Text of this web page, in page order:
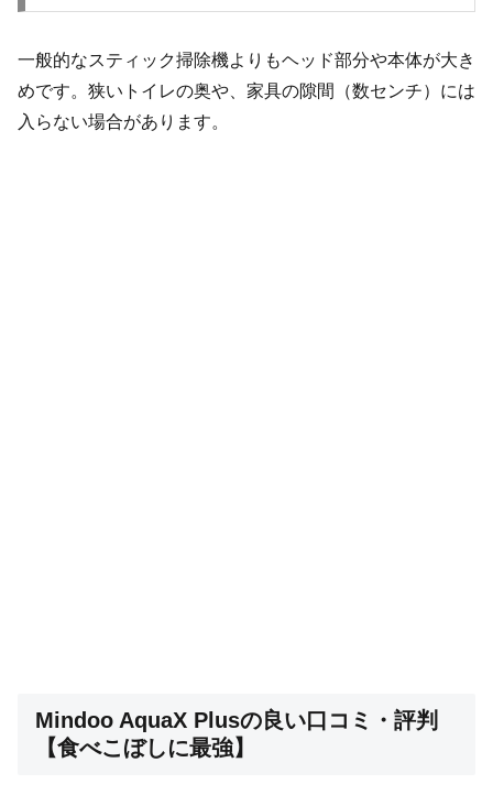
一般的なスティック掃除機よりもヘッド部分や本体が大き
めです。狭いトイレの奥や、家具の隙間（数センチ）には
入らない場合があります。
Mindoo AquaX Plusの良い口コミ・評判
【食べこぼしに最強】